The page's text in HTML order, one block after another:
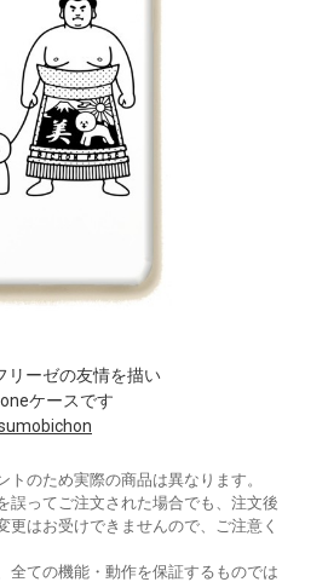
リーゼの友情を描い
ケースです
トのため実際の商品は異なります。
誤ってご注文された場合でも、注文後
更はお受けできませんので、ご注意く
全ての機能・動作を保証するものでは